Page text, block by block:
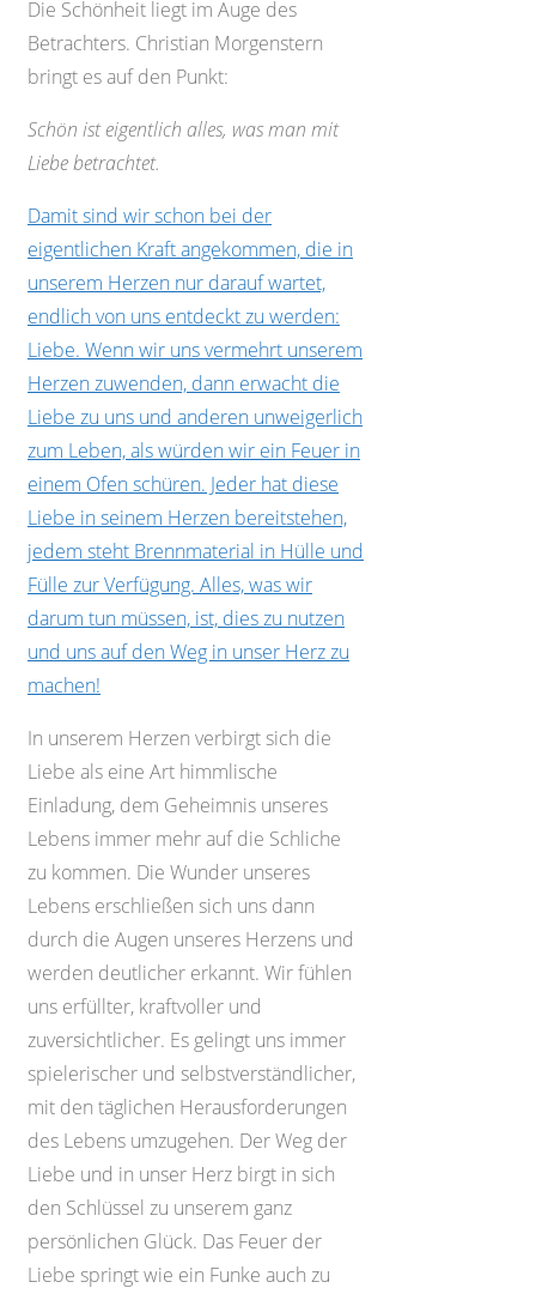
Die Schönheit liegt im Auge des
Betrachters. Christian Morgenstern
bringt es auf den Punkt:
Schön ist eigentlich alles, was man mit
Liebe betrachtet.
Damit sind wir schon bei der
eigentlichen Kraft angekommen, die in
unserem Herzen nur darauf wartet,
endlich von uns entdeckt zu werden:
Liebe. Wenn wir uns vermehrt unserem
Herzen zuwenden, dann erwacht die
Liebe zu uns und anderen unweigerlich
zum Leben, als würden wir ein Feuer in
einem Ofen schüren. Jeder hat diese
Liebe in seinem Herzen bereitstehen,
jedem steht Brennmaterial in Hülle und
Fülle zur Verfügung. Alles, was wir
darum tun müssen, ist, dies zu nutzen
und uns auf den Weg in unser Herz zu
machen!
In unserem Herzen verbirgt sich die
Liebe als eine Art himmlische
Einladung, dem Geheimnis unseres
Lebens immer mehr auf die Schliche
zu kommen. Die Wunder unseres
Lebens erschließen sich uns dann
durch die Augen unseres Herzens und
werden deutlicher erkannt. Wir fühlen
uns erfüllter, kraftvoller und
zuversichtlicher. Es gelingt uns immer
spielerischer und selbstverständlicher,
mit den täglichen Herausforderungen
des Lebens umzugehen. Der Weg der
Liebe und in unser Herz birgt in sich
den Schlüssel zu unserem ganz
persönlichen Glück. Das Feuer der
Liebe springt wie ein Funke auch zu